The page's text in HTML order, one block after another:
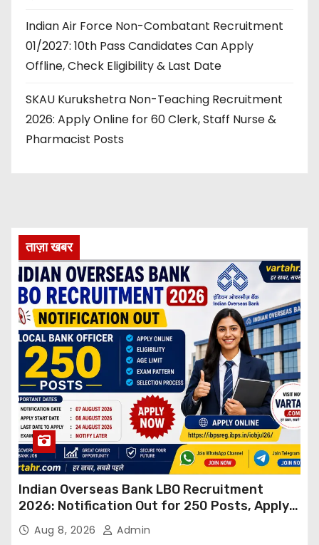
Indian Air Force Non-Combatant Recruitment
01/2027: 10th Pass Candidates Can Apply
Offline, Check Eligibility & Last Date
SKAU Kurukshetra Non-Teaching Recruitment
2026: Apply Online for 60 Clerk, Staff Nurse &
Pharmacist Posts
ताज़ा खबर
Indian Overseas Bank LBO Recruitment
2026: Notification Out for 250 Posts, Apply
OnlineAug 8, 2026 Admin